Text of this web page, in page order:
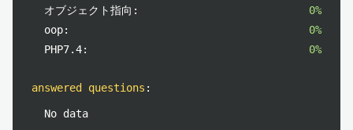
オブジェクト指向:
0%
oop:
0%
PHP7.4:
0%
answered questions :
No data